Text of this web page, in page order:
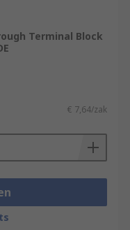
Terminal Block
€ 7,64/zak